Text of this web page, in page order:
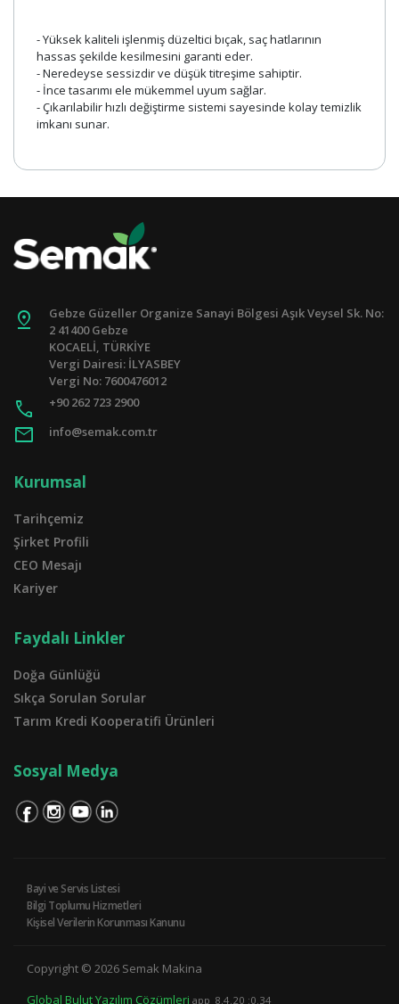
- Yüksek kaliteli işlenmiş düzeltici bıçak, saç hatlarının
hassas şekilde kesilmesini garanti eder.
- Neredeyse sessizdir ve düşük titreşime sahiptir.
- İnce tasarımı ele mükemmel uyum sağlar.
- Çıkarılabilir hızlı değiştirme sistemi sayesinde kolay temizlik
imkanı sunar.
pin_drop
Gebze Güzeller Organize Sanayi Bölgesi Aşık Veysel Sk. No:
2 41400 Gebze
KOCAELİ, TÜRKİYE
Vergi Dairesi: İLYASBEY
Vergi No: 7600476012
call +90 262 723 2900
mail info@semak.com.tr
Kurumsal
Tarihçemiz
Şirket Profili
CEO Mesajı
Kariyer
Faydalı Linkler
Doğa Günlüğü
Sıkça Sorulan Sorular
Tarım Kredi Kooperatifi Ürünleri
Sosyal Medya
Bayi ve Servis Listesi
Bilgi Toplumu Hizmetleri
Kişisel Verilerin Korunması Kanunu
Copyright © 2026 Semak Makina
Global Bulut Yazılım Çözümleri app_8.4.20 :0.34